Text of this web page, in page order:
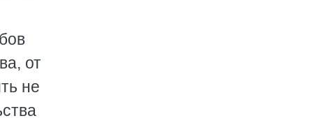
от
не